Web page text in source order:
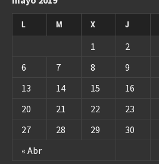
L M X J
« Abr
1 2
6
7 8 9
13
14 15 16
20
21 22 23
27
28 29 30